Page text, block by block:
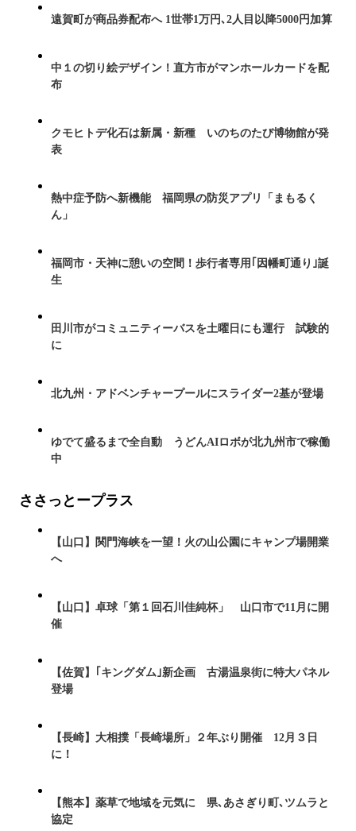
遠賀町が商品券配布へ 1世帯1万円､2人目以降5000円加算
中１の切り絵デザイン！直方市がマンホールカードを配
布
クモヒトデ化石は新属・新種 いのちのたび博物館が発
表
熱中症予防へ新機能 福岡県の防災アプリ「まもるく
ん」
福岡市・天神に憩いの空間！歩行者専用｢因幡町通り｣誕
生
田川市がコミュニティーバスを土曜日にも運行 試験的
に
北九州・アドベンチャープールにスライダー2基が登場
ゆでて盛るまで全自動 うどんAIロボが北九州市で稼働
中
ささっとープラス
【山口】関門海峡を一望！火の山公園にキャンプ場開業
へ
【山口】卓球「第１回石川佳純杯」 山口市で11月に開
催
【佐賀】｢キングダム｣新企画 古湯温泉街に特大パネル
登場
【長崎】大相撲「長崎場所」２年ぶり開催 12月３日
に！
【熊本】薬草で地域を元気に 県､あさぎり町､ツムラと
協定